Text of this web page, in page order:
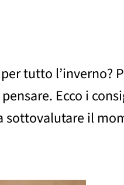
tutto
Ecco i
sottovalutare il